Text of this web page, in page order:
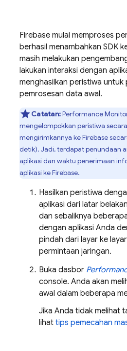
Firebase mulai memproses
berhasil menambahkan SDK
masih melakukan
lakukan interaksi dengan
menghasilkan peristiwa untuk
pemrosesan data awal.
Catatan:Performance
mengelompokkan peristiwa
mengirimkannya ke Firebase
detik). Jadi, terdapat penundaan
aplikasi dan waktu penerimaan
aplikasi ke Firebase.
Hasilkan peristiwa
aplikasi dari latar
dan sebaliknya
dengan aplikasi Anda
pindah dari layar ke
permintaan jaringan.
Buka dasbor
console. Anda akan
awal dalam beberapa
Jika Anda tidak melihat
lihat tips pemecahan